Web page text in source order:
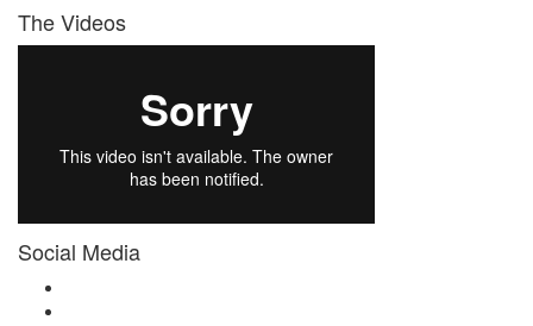
The Videos
Social Media